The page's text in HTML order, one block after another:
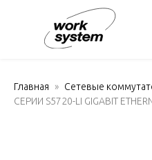
Главная Сетевые
СЕРИИ S5720-LI GIGABIT